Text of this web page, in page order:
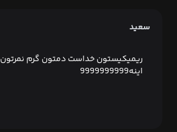
سعید
ریمیکیستون خداست دمتون گرم نمرتون
اینه9999999999